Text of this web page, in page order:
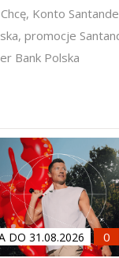
, Konto
, promocje
Bank Polska
DO 31.08.2026